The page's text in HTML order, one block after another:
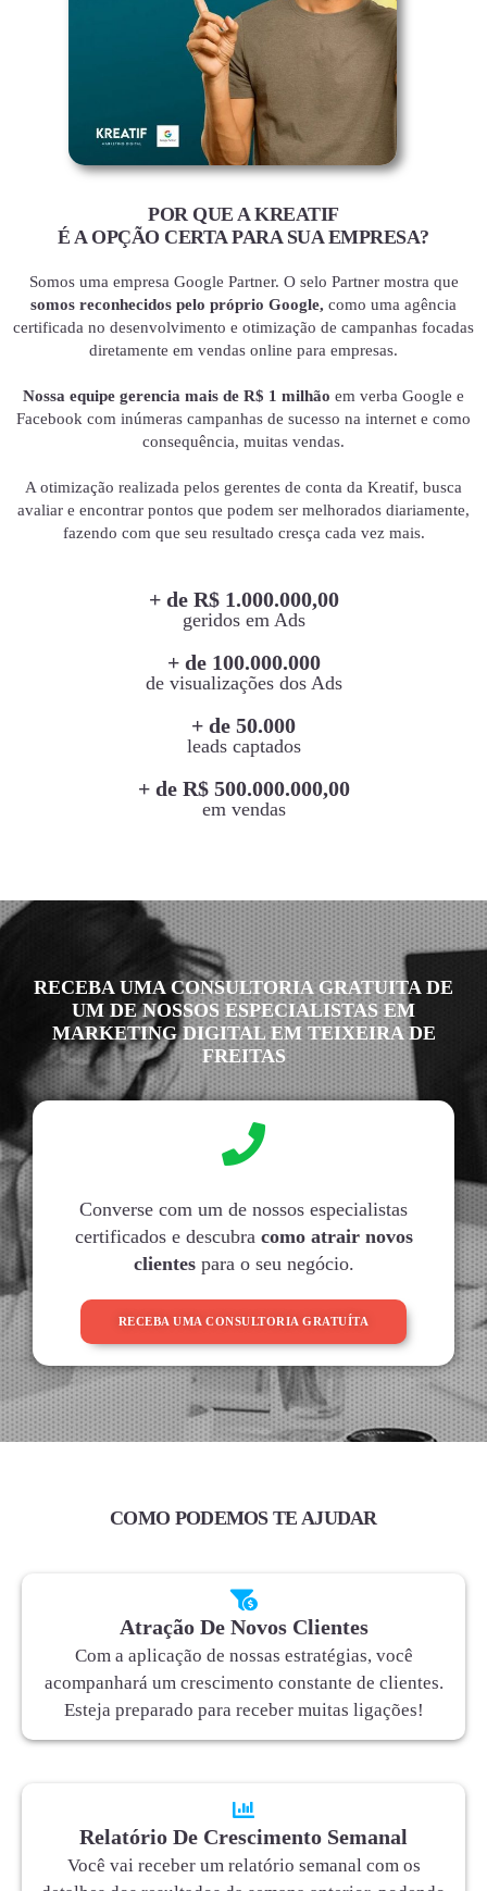
POR QUE A KREATIF
É A OPÇÃO CERTA PARA SUA EMPRESA?
Somos uma empresa Google Partner. O selo Partner mostra que
somos reconhecidos pelo próprio Google, como uma agência
certificada no desenvolvimento e otimização de campanhas focadas
diretamente em vendas online para empresas.
Nossa equipe gerencia mais de R$ 1 milhão em verba Google e
Facebook com inúmeras campanhas de sucesso na internet e como
consequência, muitas vendas.
A otimização realizada pelos gerentes de conta da Kreatif, busca
avaliar e encontrar pontos que podem ser melhorados diariamente,
fazendo com que seu resultado cresça cada vez mais.
+ de R$ 1.000.000,00
geridos em Ads
+ de 100.000.000
de visualizações dos Ads
+ de 50.000
leads captados
+ de R$ 500.000.000,00
em vendas
RECEBA UMA CONSULTORIA GRATUITA DE
UM DE NOSSOS ESPECIALISTAS EM
MARKETING DIGITAL EM TEIXEIRA DE
FREITAS
Converse com um de nossos especialistas
certificados e descubra como atrair novos
clientespara o seu negócio.
RECEBA UMA CONSULTORIA GRATUÍTA
COMO PODEMOS TE AJUDAR
Atração De Novos Clientes
Com a aplicação de nossas estratégias, você
acompanhará um crescimento constante de clientes.
Esteja preparado para receber muitas ligações!
Relatório De Crescimento Semanal
Você vai receber um relatório semanal com os